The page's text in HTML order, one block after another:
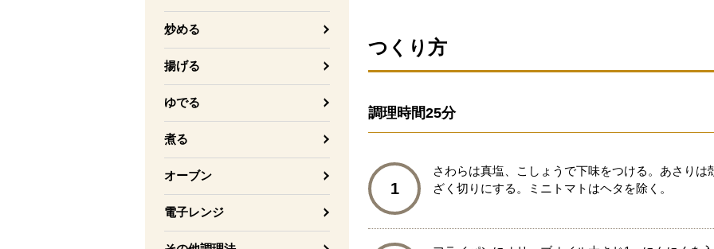
炒める
揚げる
ゆでる
煮る
オーブン
電子レンジ
つくり方
調理時間25分
1
さわらは真塩、こしょうで下味をつける。あさり
ざく切りにする。ミニトマトはヘタを除く。